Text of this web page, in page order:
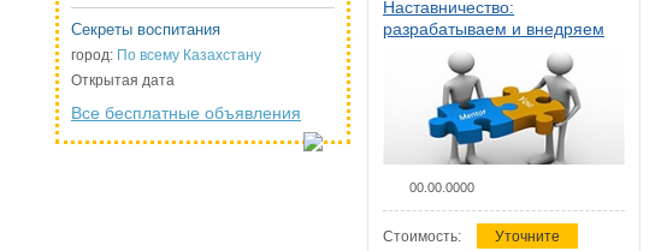
Секреты воспитания
город: По всему Казахстану
Открытая дата
Все бесплатные объявления
Наставничество:
разрабатываем и внедряем
систему наставничества в
организации
00.00.0000
Стоимость: Уточните